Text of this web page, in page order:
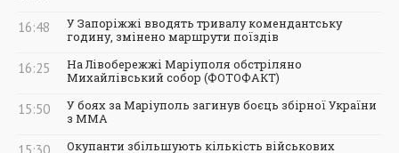
16:48
У Запоріжжі вводять тривалу комендантську
годину, змінено маршрути поїздів
16:25
На Лівобережжі Маріуполя обстріляно
Михайлівський собор (ФОТОФАКТ)
15:50
У боях за Маріуполь загинув боєць збірної України
з ММА
Окупанти збільшують кількість військових